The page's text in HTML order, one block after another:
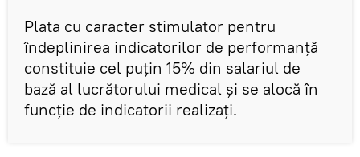
Plata cu caracter stimulator pentru
îndeplinirea indicatorilor de performanță
constituie cel puțin 15% din salariul de
bază al lucrătorului medical și se alocă în
funcție de indicatorii realizați.